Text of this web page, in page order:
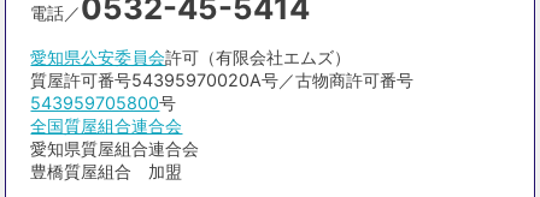
電話／0532-45-5414
愛知県公安委員会許可（有限会社エムズ）
質屋許可番号54395970020A号／古物商許可番号
543959705800号
全国質屋組合連合会
愛知県質屋組合連合会
豊橋質屋組合 加盟